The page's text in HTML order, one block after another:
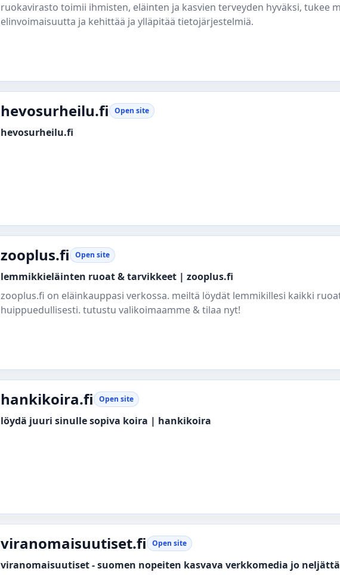
ruokavirasto toimii ihmisten, eläinten ja kasvien terveyden hyväksi, tukee
elinvoimaisuutta ja kehittää ja ylläpitää tietojärjestelmiä.
hevosurheilu.fi Open site
hevosurheilu.fi
zooplus.fi Open site
lemmikkieläinten ruoat & tarvikkeet | zooplus.fi
zooplus.fi on eläinkauppasi verkossa. meiltä löydät lemmikillesi kaikki
huippuedullisesti. tutustu valikoimaamme & tilaa nyt!
hankikoira.fi Open site
löydä juuri sinulle sopiva koira | hankikoira
viranomaisuutiset.fi Open site
viranomaisuutiset - suomen nopeiten kasvava verkkomedia jo